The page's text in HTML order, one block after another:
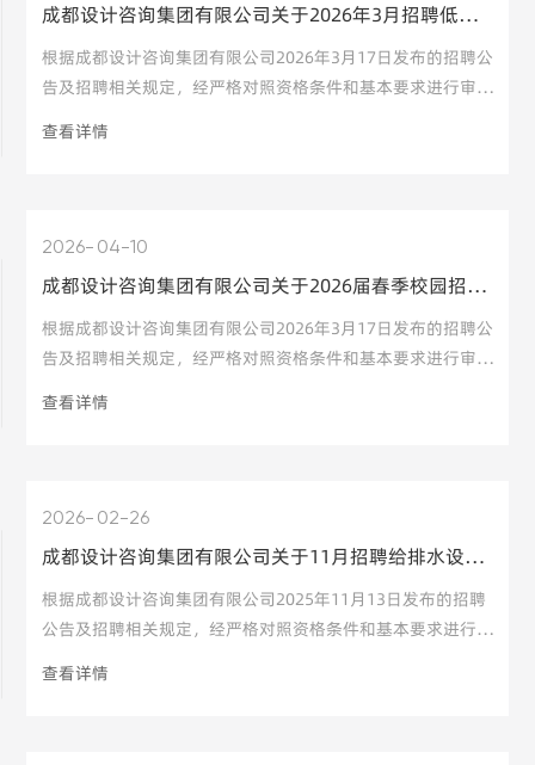
术管理工程师（所属成都市人防建筑设计研究院有限公司）、
绿色建筑设计岗（所属成都市建筑设计研究院有限公司）、数
智设计岗（所属成都市建筑设计研究院有限公司）、智能化设
成都设计咨询集团有限公司关于2026年3月招聘低空经济技术总监等岗位通过资格审核的人员名单公示
根据成都设计咨询集团有限公司2026年3月17日发布的招聘公
告及招聘相关规定，经严格对照资格条件和基本要求进行审
核，现将通过审核的人员名单予以公示。其中，低空经济技术
总监（所属成都市市政工程设计研究院有限公司）、绿色建筑
成都市建筑设计研究院有限公司下属成都广益技术咨询有限责
司）、室内设计岗（所属成都市建筑设计研究院有限公司）、
检测师（人防工程）（所属成都市建筑科学研究院有限公
司）、生产技术岗（综合咨询研究方向）（所属成都市人防建
查看详情
04-10
2026
成都设计咨询集团有限公司关于2026届春季校园招聘通过资格审核的人员名单公示
根据成都设计咨询集团有限公司2026年3月17日发布的招聘公
告及招聘相关规定，经严格对照资格条件和基本要求进行审
核，现将通过审核的人员名单予以公示。其中，电气设计岗
（所属成都市建筑设计研究院有限公司）、建筑设计岗（所属
求，取消该岗位招聘。详情请见附件。公示期：2026年4月13
反映。笔试安排：通过资格审查的人员将进入笔试环节，预计
于公示结束后10个工作日内组织开展，具体笔试时间及方式
将以邮件或短信等方式通知。咨询方式：集团人事部：罗老
查看详情
02-26
2026
成都设计咨询集团有限公司关于11月招聘给排水设计岗等岗位通过资格审核的人员名单公示
根据成都设计咨询集团有限公司2025年11月13日发布的招聘
公告及招聘相关规定，经严格对照资格条件和基本要求进行审
核，现将通过审核的人员名单予以公示。其中，电气设计岗
（社招）、智能化设计岗（社招）、低空经济岗（校招）因报
查看详情